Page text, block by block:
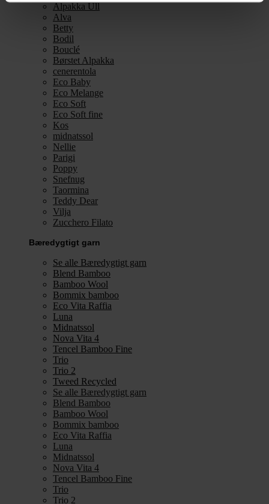
Alpakka Ull
Alva
Betty
Bodil
Bouclé
Børstet Alpakka
cenerentola
Eco Baby
Eco Melange
Eco Soft
Eco Soft fine
Kos
midnatssol
Nellie
Parigi
Poppy
Snefnug
Taormina
Teddy Dear
Vilja
Zucchero Filato
Bæredygtigt garn
Se alle Bæredygtigt garn
Blend Bamboo
Bamboo Wool
Bommix bamboo
Eco Vita Raffia
Luna
Midnatssol
Nova Vita 4
Tencel Bamboo Fine
Trio
Trio 2
Tweed Recycled
Se alle Bæredygtigt garn
Blend Bamboo
Bamboo Wool
Bommix bamboo
Eco Vita Raffia
Luna
Midnatssol
Nova Vita 4
Tencel Bamboo Fine
Trio
Trio 2